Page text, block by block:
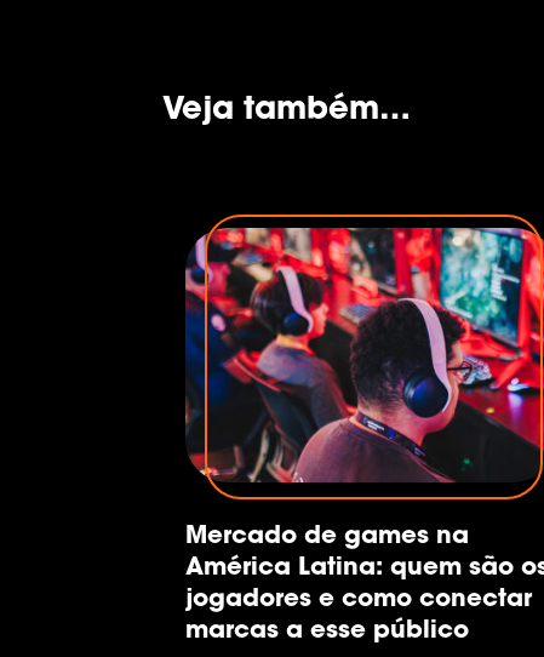
Veja também…
Mercado de games na
América Latina: quem são
jogadores e como conectar
marcas a esse público